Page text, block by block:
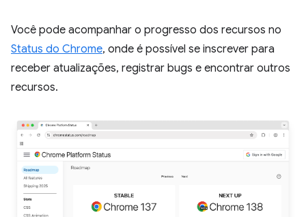
Você pode acompanhar o progresso dos recursos no
Status do Chrome, onde é possível se inscrever para
receber atualizações, registrar bugs e encontrar outros
recursos.